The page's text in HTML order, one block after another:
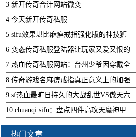
3 新开传奇合计网站微变
4 今天新开传奇私服
5 sifu效果堪比麻痹戒指强化版的神技狮
6 变态传奇私服登陆器让玩家又爱又恨的
7 热血传奇私服网站：台州少爷因穿戴全
8 传奇游戏名麻痹戒指真正意义上的加强
9 sf热血最旷日持久的大战乱世VS傲天六
10 chuanqi sifu：盘点四件高攻天魔神甲
热门文章